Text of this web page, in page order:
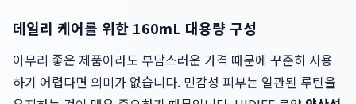
데일리 케어를 위한 160mL 대용량 구성
아무리 좋은 제품이라도 부담스러운 가격 때문에 꾸준히 사용
하기 어렵다면 의미가 없습니다. 민감성 피부는 일관된 루틴을